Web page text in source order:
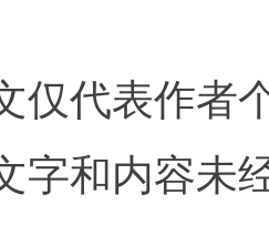
仅代表作者
字和内容未